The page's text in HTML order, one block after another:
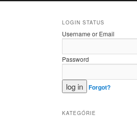
LOGIN STATUS
Username or Email
Password
Forgot?
KATEGÓRIE